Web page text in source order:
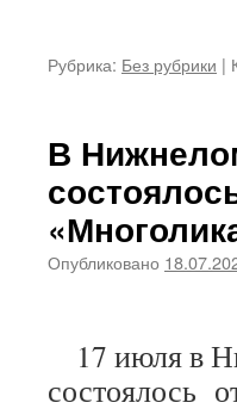
Рубрика: Без рубрики |
В
Опубликовано
17 июля в
состоялось